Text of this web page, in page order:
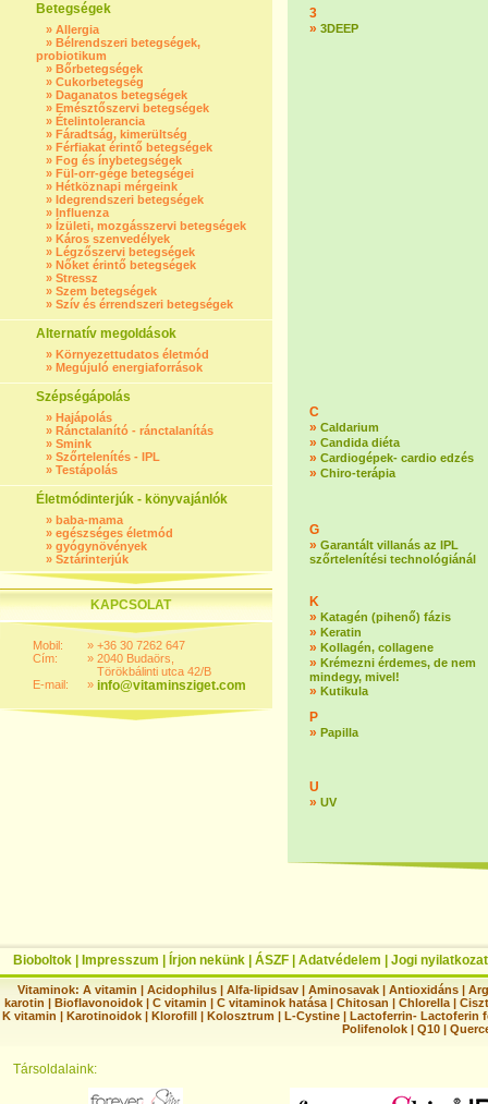
Betegségek
» Allergia
» Bélrendszeri betegségek,
probiotikum
» Bőrbetegségek
» Cukorbetegség
» Daganatos betegségek
» Emésztőszervi betegségek
» Ételintolerancia
» Fáradtság, kimerültség
» Férfiakat érintő betegségek
» Fog és ínybetegségek
» Fül-orr-gége betegségei
» Hétköznapi mérgeink
» Idegrendszeri betegségek
» Influenza
» Ízületi, mozgásszervi betegségek
» Káros szenvedélyek
» Légzőszervi betegségek
» Nőket érintő betegségek
» Stressz
» Szem betegségek
» Szív és érrendszeri betegségek
Alternatív megoldások
» Környezettudatos életmód
» Megújuló energiaforrások
Szépségápolás
» Hajápolás
» Ránctalanító - ránctalanítás
» Smink
» Szőrtelenítés - IPL
» Testápolás
Életmódinterjúk - könyvajánlók
» baba-mama
» egészséges életmód
» gyógynövények
» Sztárinterjúk
KAPCSOLAT
Mobil:
Cím:
E-mail:
»
»
»
+36 30 7262 647
2040 Budaörs,
Törökbálinti utca 42/B
info@vitaminsziget.com
3
» 3DEEP
C
» Caldarium
» Candida diéta
» Cardiogépek- cardio edzés
» Chiro-terápia
G
» Garantált villanás az IPL
szőrtelenítési technológiánál
K
» Katagén (pihenő) fázis
» Keratin
» Kollagén, collagene
» Krémezni érdemes, de nem
mindegy, mivel!
» Kutikula
P
» Papilla
U
» UV
Bioboltok Impresszum Írjon nekünk ÁSZF Adatvédelem Jogi nyilatkozat
Vitaminok: A vitamin |Acidophilus |Alfa-lipidsav |Aminosavak |Antioxidáns |
karotin | Bioflavonoidok | C vitamin | C vitaminok hatása | Chitosan | Chlorella |
K vitamin | Karotinoidok | Klorofill | Kolosztrum | L-Cystine | Lactoferrin- Lactoferin
Polifenolok |Q10 |
Társoldalaink: